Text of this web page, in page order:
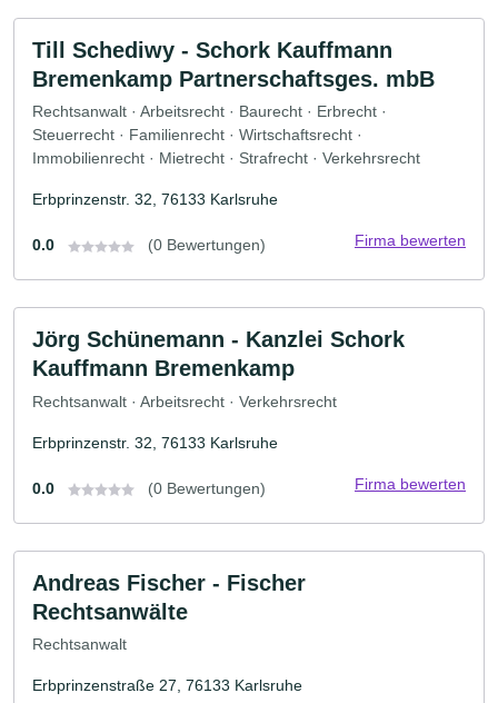
Till Schediwy - Schork Kauffmann
Bremenkamp Partnerschaftsges. mbB
Rechtsanwalt · Arbeitsrecht · Baurecht · Erbrecht ·
Steuerrecht · Familienrecht · Wirtschaftsrecht ·
Immobilienrecht · Mietrecht · Strafrecht · Verkehrsrecht
Erbprinzenstr. 32, 76133 Karlsruhe
0.0 (0 Bewertungen) Firma bewerten
Jörg Schünemann - Kanzlei Schork
Kauffmann Bremenkamp
Rechtsanwalt · Arbeitsrecht · Verkehrsrecht
Erbprinzenstr. 32, 76133 Karlsruhe
0.0 (0 Bewertungen) Firma bewerten
Andreas Fischer - Fischer
Rechtsanwälte
Rechtsanwalt
Erbprinzenstraße 27, 76133 Karlsruhe